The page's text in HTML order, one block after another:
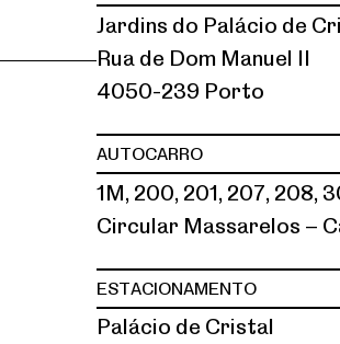
Jardins do Palácio de
Rua de Dom Manuel II
4050-239 Porto
AUTOCARRO
1M, 200, 201, 207, 208,
Circular Massarelos –
ESTACIONAMENTO
Palácio de Cristal